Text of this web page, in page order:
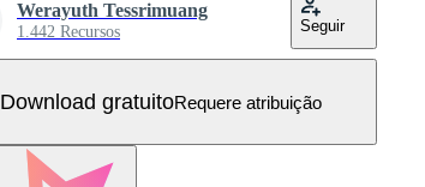
Werayuth Tessrimuang
1.442 Recursos Seguir
Download gratuitoRequere atribuição